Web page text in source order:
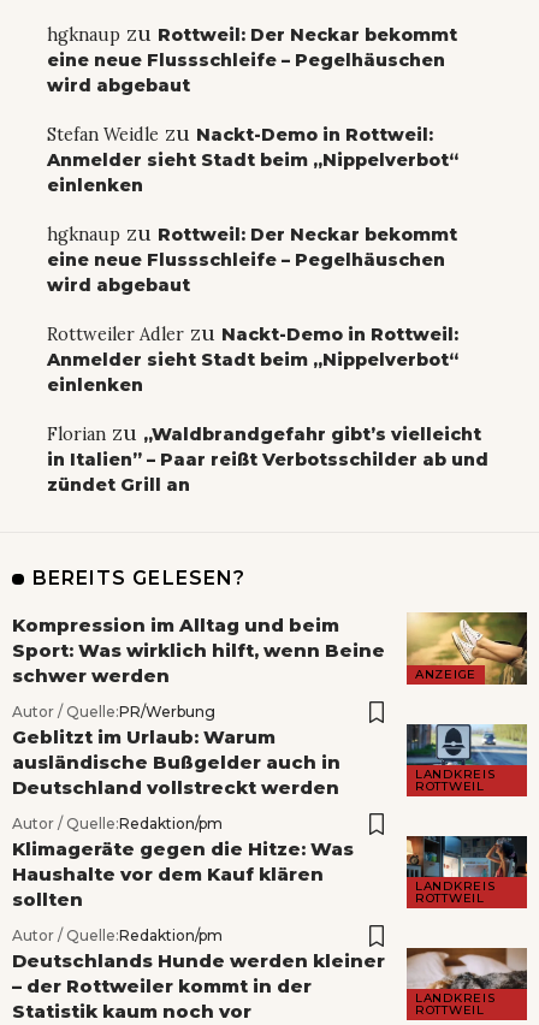
hgknaup zu Rottweil: Der Neckar bekommt
eine neue Flussschleife – Pegelhäuschen
wird abgebaut
Stefan Weidle zu Nackt-Demo in Rottweil:
Anmelder sieht Stadt beim „Nippelverbot“
einlenken
hgknaup zu Rottweil: Der Neckar bekommt
eine neue Flussschleife – Pegelhäuschen
wird abgebaut
Rottweiler Adler zu Nackt-Demo in Rottweil:
Anmelder sieht Stadt beim „Nippelverbot“
einlenken
Florian zu „Waldbrandgefahr gibt’s vielleicht
in Italien” – Paar reißt Verbotsschilder ab und
zündet Grill an
BEREITS GELESEN?
ANZEIGE
Kompression im Alltag und beim
Sport: Was wirklich hilft, wenn Beine
schwer werden
Autor / Quelle:PR/Werbung
LANDKREIS
ROTTWEIL
Geblitzt im Urlaub: Warum
ausländische Bußgelder auch in
Deutschland vollstreckt werden
Autor / Quelle:Redaktion/pm
LANDKREIS
ROTTWEIL
Klimageräte gegen die Hitze: Was
Haushalte vor dem Kauf klären
sollten
Autor / Quelle:Redaktion/pm
LANDKREIS
ROTTWEIL
Deutschlands Hunde werden kleiner
– der Rottweiler kommt in der
Statistik kaum noch vor